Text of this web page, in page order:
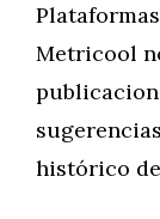
Metricool
histórico